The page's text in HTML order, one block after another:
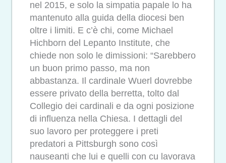
nel 2015, e solo la simpatia papale lo ha
mantenuto alla guida della diocesi ben
oltre i limiti. E c’è chi, come Michael
Hichborn del Lepanto Institute, che
chiede non solo le dimissioni: “Sarebbero
un buon primo passo, ma non
abbastanza. Il cardinale Wuerl dovrebbe
essere privato della berretta, tolto dal
Collegio dei cardinali e da ogni posizione
di influenza nella Chiesa. I dettagli del
suo lavoro per proteggere i preti
predatori a Pittsburgh sono così
nauseanti che lui e quelli con cu lavorava